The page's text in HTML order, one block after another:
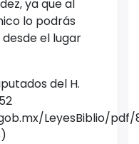
ya que al
lo podrás
el lugar
del H.
LeyesBiblio/pdf/